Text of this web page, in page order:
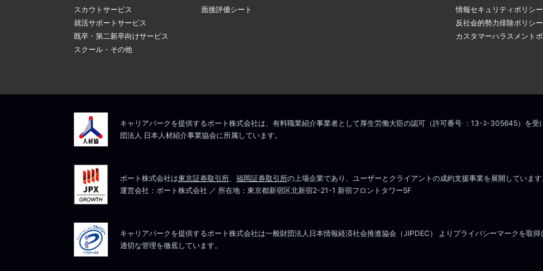
スカウトサービス
就活サポートサービス
既卒・第二新卒向けサービス
スクール・その他
面接評価シート
情報セキュリティポリシー
反社会的勢力排除ポリシー
カスタマーハラスメント